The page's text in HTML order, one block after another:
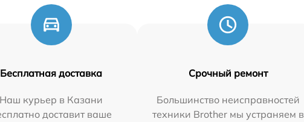
Бесплатная доставка
Наш курьер в Казани
доставит ваше
Срочный ремонт
Большинство неисправностей
техники Brother мы устраняем в